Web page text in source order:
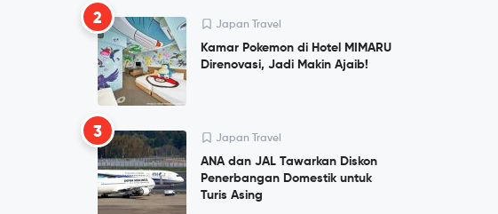
2 Japan Travel
Kamar Pokemon di Hotel MIMARU
Direnovasi, Jadi Makin Ajaib!
3 Japan Travel
ANA dan JAL Tawarkan Diskon
Penerbangan Domestik untuk
Turis Asing